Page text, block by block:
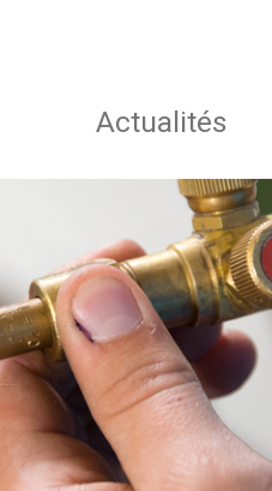
Actualités